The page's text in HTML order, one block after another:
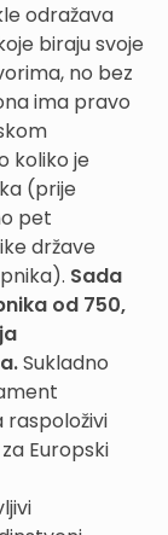
odražava
biraju svoje
no bez
ima pravo
koliko je
(prije
pet
države
Sada
od 750,
Sukladno
raspoloživi
Europski